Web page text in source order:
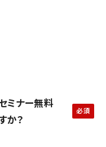
ミナー無料
か？